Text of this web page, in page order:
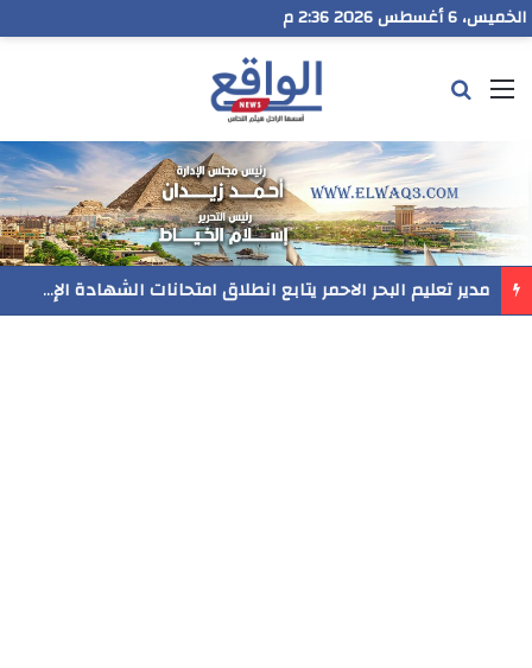
الخميس، 6 أغسطس 2026 2:36 م
القائمة
مدير تعليم البحر الاحمر يتابع انطلاق امتحانات الشهادة الإعدادية ويؤكد: الانضباط